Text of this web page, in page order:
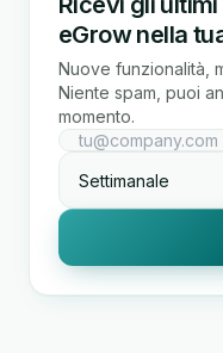
eGrow nella
Nuove funzionalità,
Niente spam, puoi
momento.